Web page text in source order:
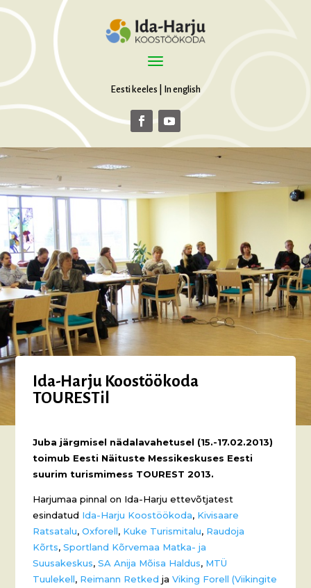
Eesti keeles In english
Ida-Harju Koostöökoda
TOURESTil
Juba järgmisel nädalavahetusel (15.-17.02.2013)
toimub Eesti Näituste Messikeskuses Eesti
suurim turismimess TOUREST 2013.
Harjumaa pinnal on Ida-Harju ettevõtjatest
esindatud Ida-Harju Koostöökoda, Kivisaare
Ratsatalu,Oxforell, Kuke Turismitalu, Raudoja
Kõrts,Sportland Kõrvemaa Matka- ja
Suusakeskus,SA Anija Mõisa Haldus, MTÜ
Tuulekell, Reimann Retked jaViking Forell (Viikingite